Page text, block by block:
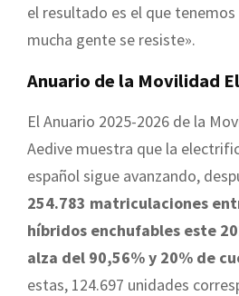
el resultado es el que tenemos
mucha gente se resiste».
Anuario de la Movilidad
El Anuario 2025-2026 de la
Aedive muestra que la
español sigue avanzando,
254.783 matriculaciones
híbridos enchufables este
alza del 90,56% y 20% de
estas, 124.697 unidades